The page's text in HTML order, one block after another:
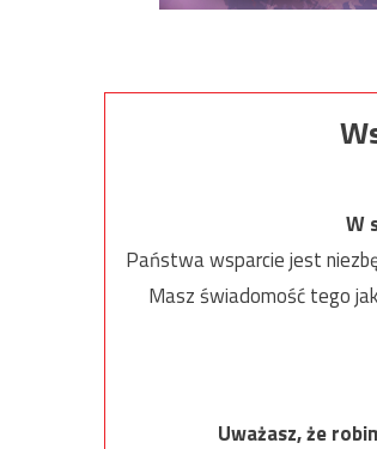
W
Państwa wsparcie jest
Masz świadomość tego
Uważasz, że